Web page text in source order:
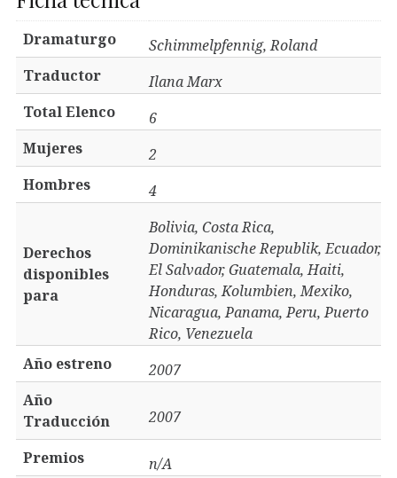
Dramaturgo
Schimmelpfennig, Roland
Traductor
Ilana Marx
Total Elenco
6
Mujeres
2
Hombres
4
Derechos
disponibles
para
Bolivia, Costa Rica,
Dominikanische Republik, Ecuador,
El Salvador, Guatemala, Haiti,
Honduras, Kolumbien, Mexiko,
Nicaragua, Panama, Peru, Puerto
Rico, Venezuela
Año estreno
2007
Año
Traducción
2007
Premios n/A